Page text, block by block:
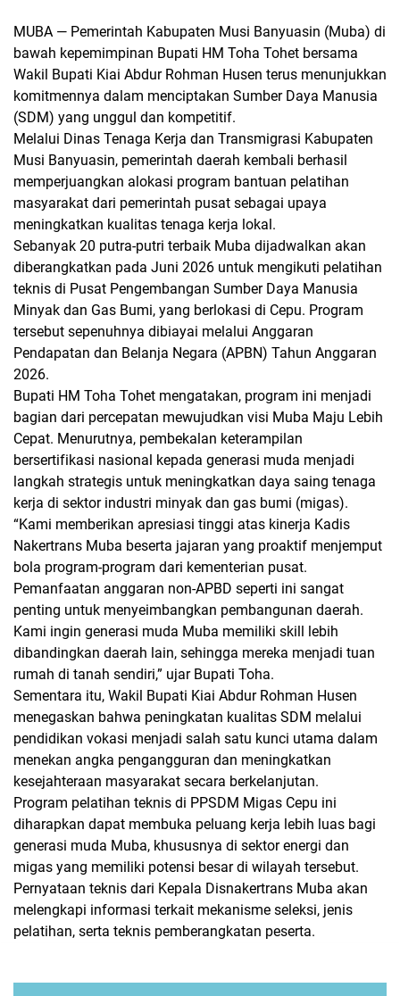
MUBA — Pemerintah Kabupaten Musi Banyuasin (Muba) di
bawah kepemimpinan Bupati HM Toha Tohet bersama
Wakil Bupati Kiai Abdur Rohman Husen terus menunjukkan
komitmennya dalam menciptakan Sumber Daya Manusia
(SDM) yang unggul dan kompetitif.
Melalui Dinas Tenaga Kerja dan Transmigrasi Kabupaten
Musi Banyuasin, pemerintah daerah kembali berhasil
memperjuangkan alokasi program bantuan pelatihan
masyarakat dari pemerintah pusat sebagai upaya
meningkatkan kualitas tenaga kerja lokal.
Sebanyak 20 putra-putri terbaik Muba dijadwalkan akan
diberangkatkan pada Juni 2026 untuk mengikuti pelatihan
teknis di Pusat Pengembangan Sumber Daya Manusia
Minyak dan Gas Bumi, yang berlokasi di Cepu. Program
tersebut sepenuhnya dibiayai melalui Anggaran
Pendapatan dan Belanja Negara (APBN) Tahun Anggaran
2026.
Bupati HM Toha Tohet mengatakan, program ini menjadi
bagian dari percepatan mewujudkan visi Muba Maju Lebih
Cepat. Menurutnya, pembekalan keterampilan
bersertifikasi nasional kepada generasi muda menjadi
langkah strategis untuk meningkatkan daya saing tenaga
kerja di sektor industri minyak dan gas bumi (migas).
“Kami memberikan apresiasi tinggi atas kinerja Kadis
Nakertrans Muba beserta jajaran yang proaktif menjemput
bola program-program dari kementerian pusat.
Pemanfaatan anggaran non-APBD seperti ini sangat
penting untuk menyeimbangkan pembangunan daerah.
Kami ingin generasi muda Muba memiliki skill lebih
dibandingkan daerah lain, sehingga mereka menjadi tuan
rumah di tanah sendiri,” ujar Bupati Toha.
Sementara itu, Wakil Bupati Kiai Abdur Rohman Husen
menegaskan bahwa peningkatan kualitas SDM melalui
pendidikan vokasi menjadi salah satu kunci utama dalam
menekan angka pengangguran dan meningkatkan
kesejahteraan masyarakat secara berkelanjutan.
Program pelatihan teknis di PPSDM Migas Cepu ini
diharapkan dapat membuka peluang kerja lebih luas bagi
generasi muda Muba, khususnya di sektor energi dan
migas yang memiliki potensi besar di wilayah tersebut.
Pernyataan teknis dari Kepala Disnakertrans Muba akan
melengkapi informasi terkait mekanisme seleksi, jenis
pelatihan, serta teknis pemberangkatan peserta.